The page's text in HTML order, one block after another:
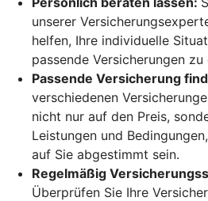
unserer
helfen, Ihre individuelle
passende Versicherungen zu
Passende Versicherung
verschiedenen
nicht nur auf den Preis,
Leistungen und
auf Sie abgestimmt sein.
Regelmäßig
Überprüfen Sie Ihre